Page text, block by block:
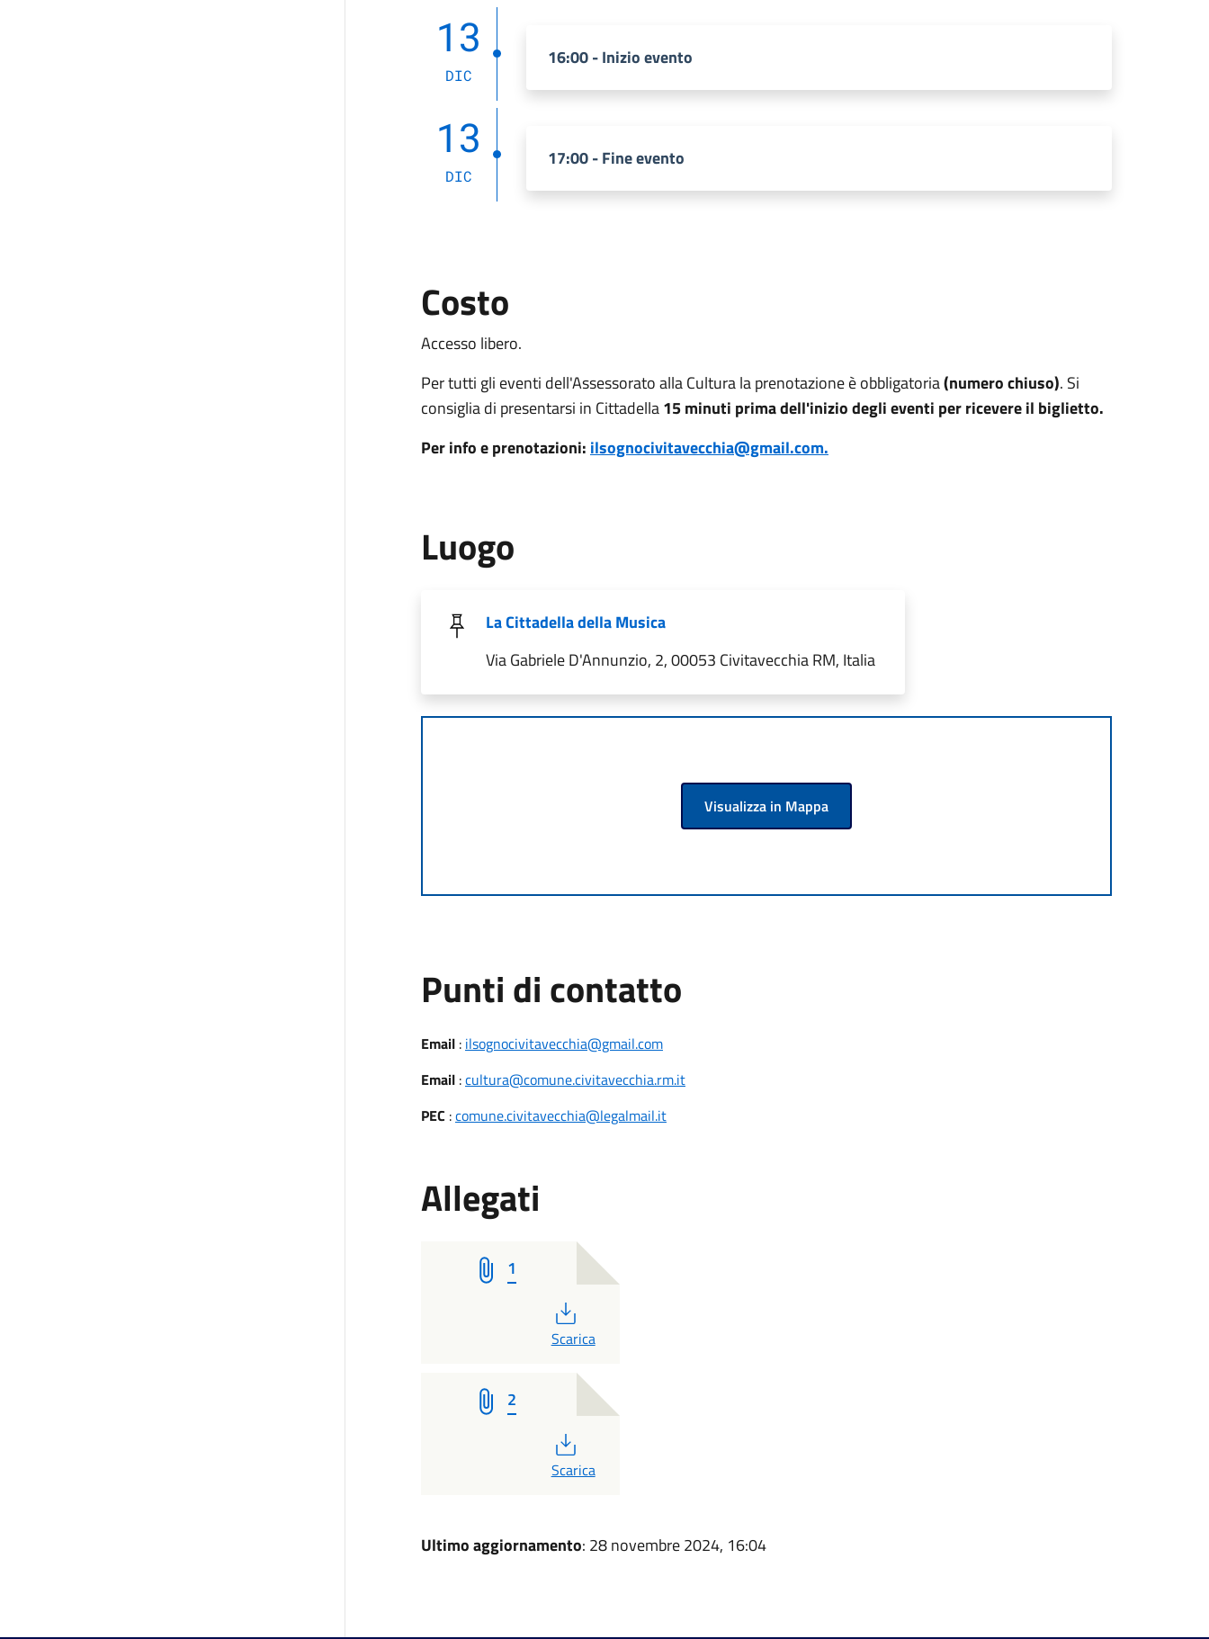
13
DIC
16:00 - Inizio evento
13
DIC
17:00 - Fine evento
Costo
Accesso libero.
Per tutti gli eventi dell'Assessorato alla Cultura la prenotazione è obbligatoria(numero chiuso). Si
consiglia di presentarsi in Cittadella15 minuti prima dell'inizio degli eventi per ricevere il biglietto.
Per info e prenotazioni: ilsognocivitavecchia@gmail.com.
Luogo
La Cittadella della Musica
Via Gabriele D'Annunzio, 2, 00053 Civitavecchia RM, Italia
Visualizza in Mappa
Punti di contatto
Email: ilsognocivitavecchia@gmail.com
Email:cultura@comune.civitavecchia.rm.it
PEC :comune.civitavecchia@legalmail.it
Allegati
1
PDF
Scarica
2
PDF
Scarica
Ultimo aggiornamento: 28 novembre 2024, 16:04